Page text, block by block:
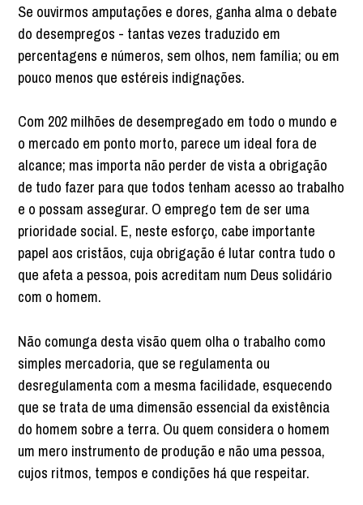
Se ouvirmos amputações e dores, ganha alma o debate
do desempregos - tantas vezes traduzido em
percentagens e números, sem olhos, nem família; ou em
pouco menos que estéreis indignações.
Com 202 milhões de desempregado em todo o mundo e
o mercado em ponto morto, parece um ideal fora de
alcance; mas importa não perder de vista a obrigação
de tudo fazer para que todos tenham acesso ao trabalho
e o possam assegurar. O emprego tem de ser uma
prioridade social. E, neste esforço, cabe importante
papel aos cristãos, cuja obrigação é lutar contra tudo o
que afeta a pessoa, pois acreditam num Deus solidário
com o homem.
Não comunga desta visão quem olha o trabalho como
simples mercadoria, que se regulamenta ou
desregulamenta com a mesma facilidade, esquecendo
que se trata de uma dimensão essencial da existência
do homem sobre a terra. Ou quem considera o homem
um mero instrumento de produção e não uma pessoa,
cujos ritmos, tempos e condições há que respeitar.